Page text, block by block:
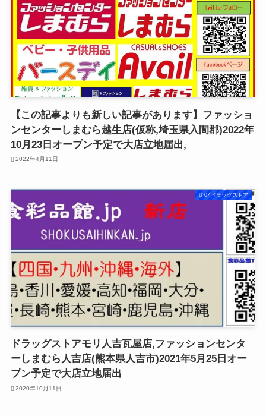
【この記事よりも新しい記事があります】ファッショ
ンセンターしまむら越生店(仮称,埼玉県入間郡)2022年
10月23日オープン予定で大店立地届出,
2022年4月11日
04ドラッグストア
ドラッグストアモリ人吉瓦屋店,ファッションセンタ
ーしまむら人吉店(熊本県人吉市)2021年5月25日オー
プン予定で大店立地届出
2020年10月11日